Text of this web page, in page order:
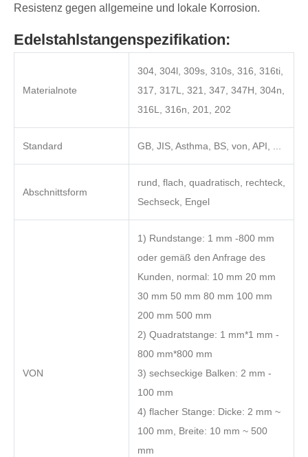
Resistenz gegen allgemeine und lokale Korrosion.
Edelstahlstangenspezifikation:
Materialnote
304, 304l, 309s, 310s, 316, 316ti,
317, 317L, 321, 347, 347H, 304n,
316L, 316n, 201, 202
Standard GB, JIS, Asthma, BS, von, API, ...
Abschnittsform
rund, flach, quadratisch, rechteck,
Sechseck, Engel
VON
1) Rundstange: 1 mm -800 mm
oder gemäß den Anfrage des
Kunden, normal: 10 mm 20 mm
30 mm 50 mm 80 mm 100 mm
200 mm 500 mm
2) Quadratstange: 1 mm*1 mm -
800 mm*800 mm
3) sechseckige Balken: 2 mm -
100 mm
4) flacher Stange: Dicke: 2 mm ~
100 mm, Breite: 10 mm ~ 500
mm